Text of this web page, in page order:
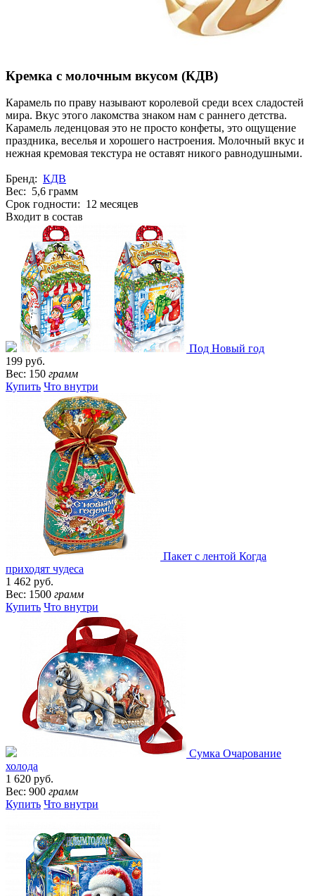
Кремка с молочным вкусом (КДВ)
Карамель по праву называют королевой среди всех сладостей
мира. Вкус этого лакомства знаком нам с раннего детства.
Карамель леденцовая это не просто конфеты, это ощущение
праздника, веселья и хорошего настроения. Молочный вкус и
нежная кремовая текстура не оставят никого равнодушными.
Бренд: КДВ
Вес: 5,6 грамм
Срок годности: 12 месяцев
Входит в состав
Под Новый год
199 руб.
Вес: 150 грамм
Купить Что внутри
Пакет с лентой Когда
приходят чудеса
1 462 руб.
Вес: 1500 грамм
Купить Что внутри
Сумка Очарование
холода
1 620 руб.
Вес: 900 грамм
Купить Что внутри